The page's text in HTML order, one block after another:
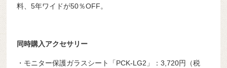
料、5年ワイドが50％OFF。
同時購入アクセサリー
・モニター保護ガラスシート「PCK-LG2」：3,720円（税